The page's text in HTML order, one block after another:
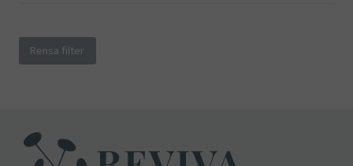
Rensa filter